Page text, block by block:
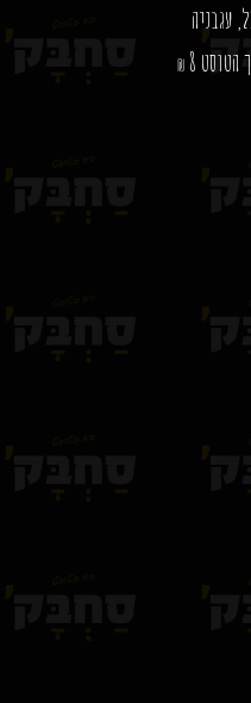
עגבניה
8
₪